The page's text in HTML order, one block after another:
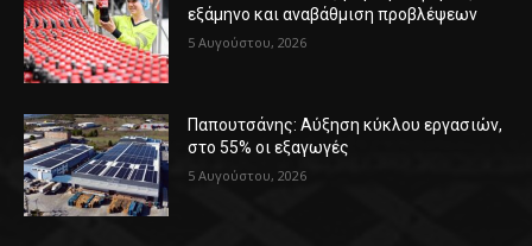
εξάμηνο και αναβάθμιση προβλέψεων
5 Αυγούστου, 2026
Παπουτσάνης: Αύξηση κύκλου εργασιών,
στο 55% οι εξαγωγές
5 Αυγούστου, 2026